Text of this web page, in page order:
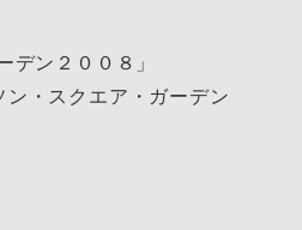
デン２００８」
・スクエア・ガーデン